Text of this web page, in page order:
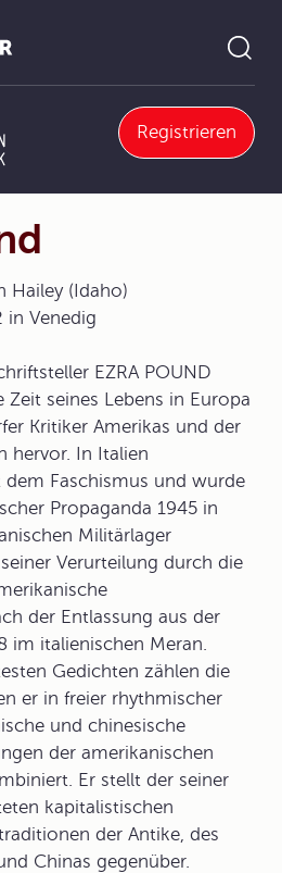
Registrieren
Ezra Pound
Hailey (Idaho)
in Venedig
EZRA POUND
seines Lebens in Europa
Kritiker Amerikas und der
hervor. In Italien
Faschismus und wurde
Propaganda 1945 in
Militärlager
Verurteilung durch die
der Entlassung aus der
im italienischen Meran.
Gedichten zählen die
er in freier rhythmischer
und chinesische
der amerikanischen
Er stellt der seiner
kapitalistischen
der Antike, des
Chinas gegenüber.